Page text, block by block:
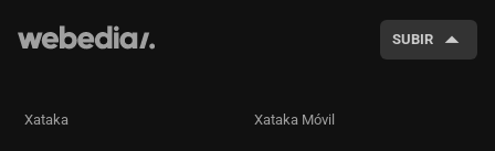
SUBIR
Xataka Xataka Móvil